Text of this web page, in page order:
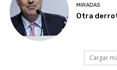
MIRADAS
Otra
Cargar